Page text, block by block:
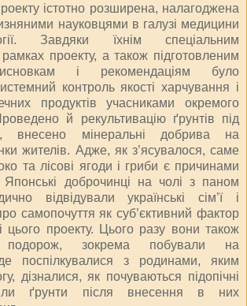
істотно розширена, налагоджена
науковцями в галузі медицини
Завдяки їхнім спеціальним
проекту, а також підготовленим
і рекомендаціям було
контроль якості харчування і
продуктів учасниками окремого
й рекультивацію ґрунтів під
внесено мінеральні добрива на
жителів. Адже, як з’ясувалося, саме
та лісові ягоди і гриби є причинами
доброчинці на чолі з паном
відвідували українські сім’ї і
самопочуття як суб’єктивний фактор
цього проекту. Цього разу вони також
зокрема побували на
поспілкувалися з родинами, яким
дізналися, як почуваються підопічні
ґрунти після внесення в них